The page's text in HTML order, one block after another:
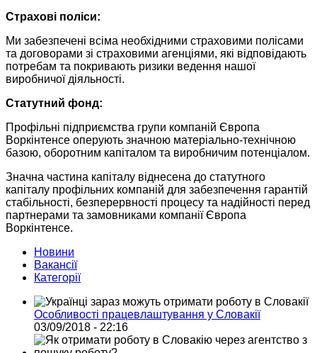
Страхові поліси:
Ми забезпечені всіма необхідними страховими полісами
та договорами зі страховими агенціями, які відповідають
потребам та покривають ризики ведення нашої
виробничої діяльності.
Статутний фонд:
Профільні підприємства групи компаній Європа
Воркінтенсе оперують значною матеріально-технічною
базою, оборотним капіталом та виробничим потенціалом.
Значна частина капіталу віднесена до статутного
капіталу профільних компаній для забезпечення гарантій
стабільності, безперервності процесу та надійності перед
партнерами та замовниками компанії Європа
Воркінтенсе.
Новини
Вакансії
Категорії
Особливості працевлаштування у Словакії
03/09/2018 - 22:16